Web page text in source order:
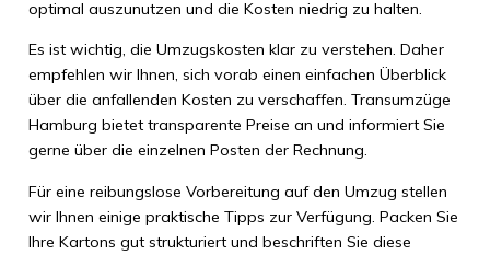
optimal auszunutzen und die Kosten niedrig zu halten.
Es ist wichtig, die Umzugskosten klar zu verstehen. Daher
empfehlen wir Ihnen, sich vorab einen einfachen Überblick
über die anfallenden Kosten zu verschaffen. Transumzüge
Hamburg bietet transparente Preise an und informiert Sie
gerne über die einzelnen Posten der Rechnung.
Für eine reibungslose Vorbereitung auf den Umzug stellen
wir Ihnen einige praktische Tipps zur Verfügung. Packen Sie
Ihre Kartons gut strukturiert und beschriften Sie diese